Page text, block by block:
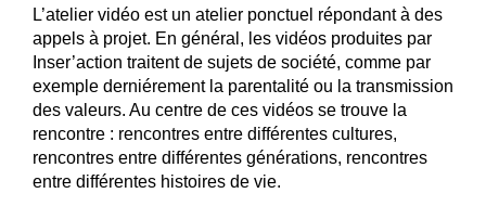
L’atelier vidéo est un atelier ponctuel répondant à des
appels à projet. En général, les vidéos produites par
Inser’action traitent de sujets de société, comme par
exemple derniérement la parentalité ou la transmission
des valeurs. Au centre de ces vidéos se trouve la
rencontre : rencontres entre différentes cultures,
rencontres entre différentes générations, rencontres
entre différentes histoires de vie.